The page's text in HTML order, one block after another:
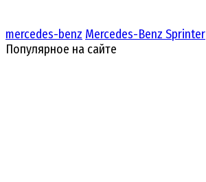
mercedes-benz Mercedes-Benz Sprinter
Популярное на сайте